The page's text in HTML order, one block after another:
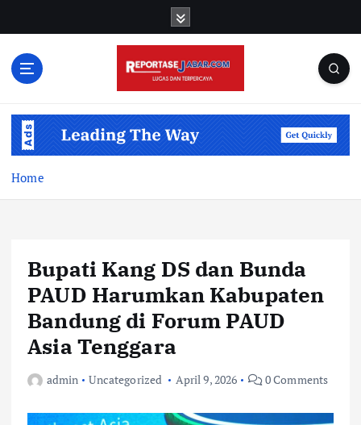
Home
Bupati Kang DS dan Bunda
PAUD Harumkan Kabupaten
Bandung di Forum PAUD
Asia Tenggara
admin Uncategorized April 9, 2026 0 Comments